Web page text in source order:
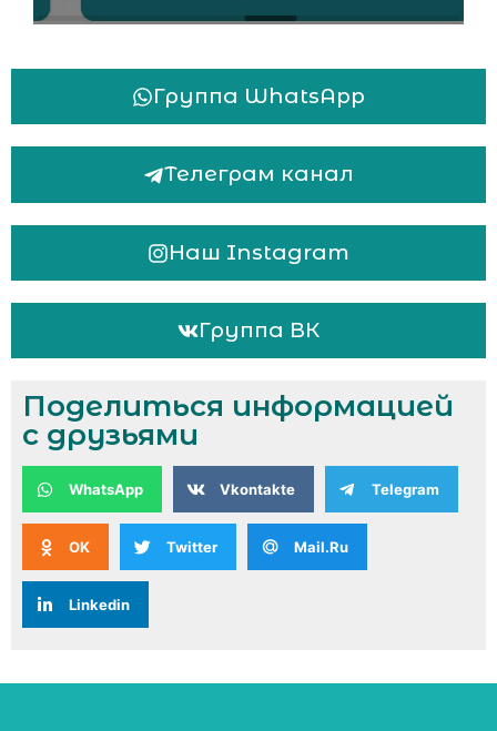
Группа WhatsApp
Телеграм канал
Наш Instagram
Группа ВК
Поделиться информацией
с друзьями
WhatsApp Vkontakte Telegram
OK Twitter Mail.Ru
Linkedin